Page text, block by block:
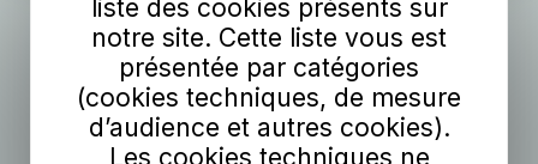
agglomération, opéré par le groupe RATP depuis 2011
liste des cookies présents sur
notre site. Cette liste vous est
présentée par catégories
(cookies techniques, de mesure
d’audience et autres cookies).
Les cookies techniques ne